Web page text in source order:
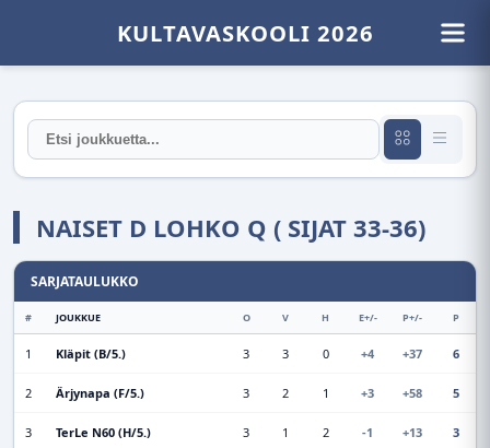
KULTAVASKOOLI 2026
NAISET D LOHKO Q ( SIJAT 33-36)
SARJATAULUKKO
# JOUKKUE O V H E+/- P+/- P
1 Kläpit (B/5.) 3 3 0 +4 +37 6
2 Ärjynapa (F/5.) 3 2 1 +3 +58 5
3 TerLe N60 (H/5.) 3 1 2 -1 +13 3